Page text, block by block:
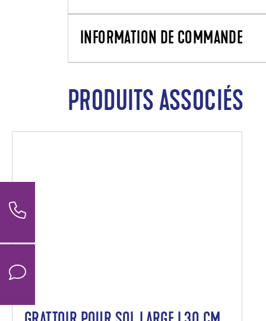
INFORMATION DE COMMANDE
PRODUITS ASSOCIÉS